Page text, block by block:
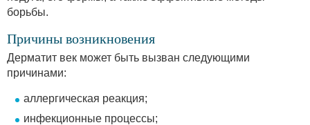
борьбы.
Причины возникновения
Дерматит век может быть вызван следующими
причинами:
аллергическая реакция;
инфекционные процессы;